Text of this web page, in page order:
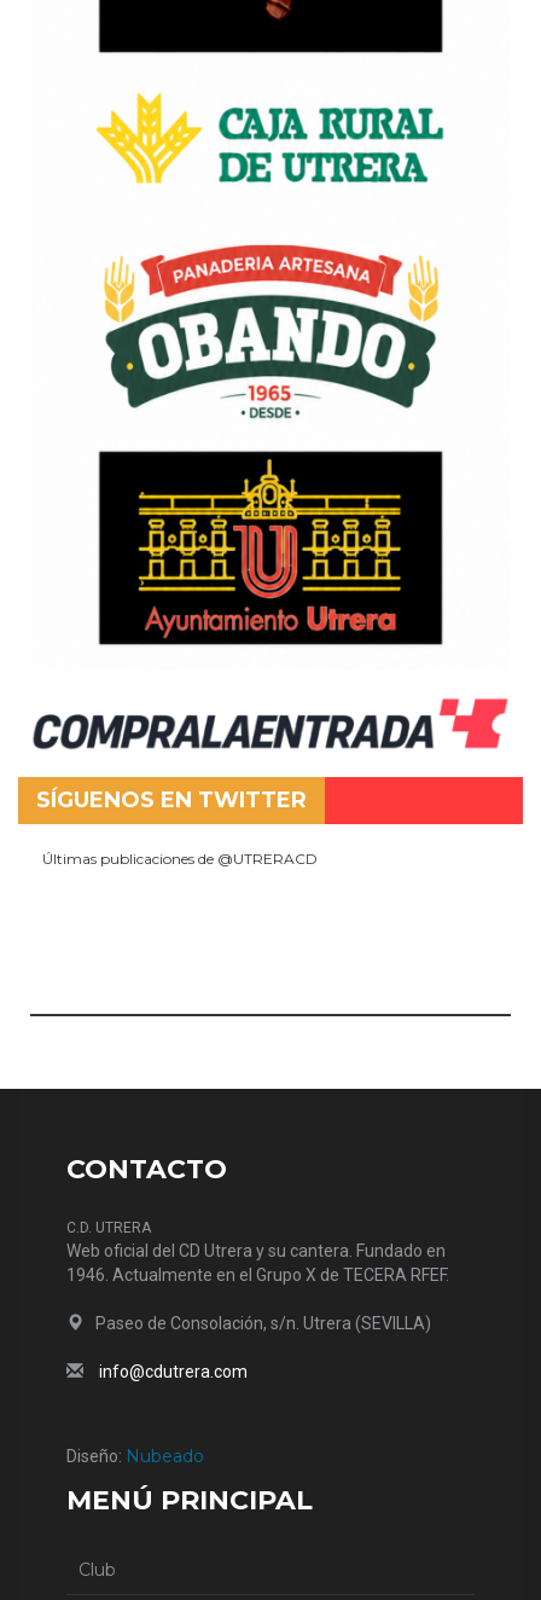
SÍGUENOS EN TWITTER
Últimas publicaciones de @UTRERACD
CONTACTO
C.D. UTRERA
Web oficial del CD Utrera y su cantera. Fundado en
1946. Actualmente en el Grupo X de TECERA RFEF.
Paseo de Consolación, s/n. Utrera (SEVILLA)
info@cdutrera.com
Diseño: Nubeado
MENÚ PRINCIPAL
Club